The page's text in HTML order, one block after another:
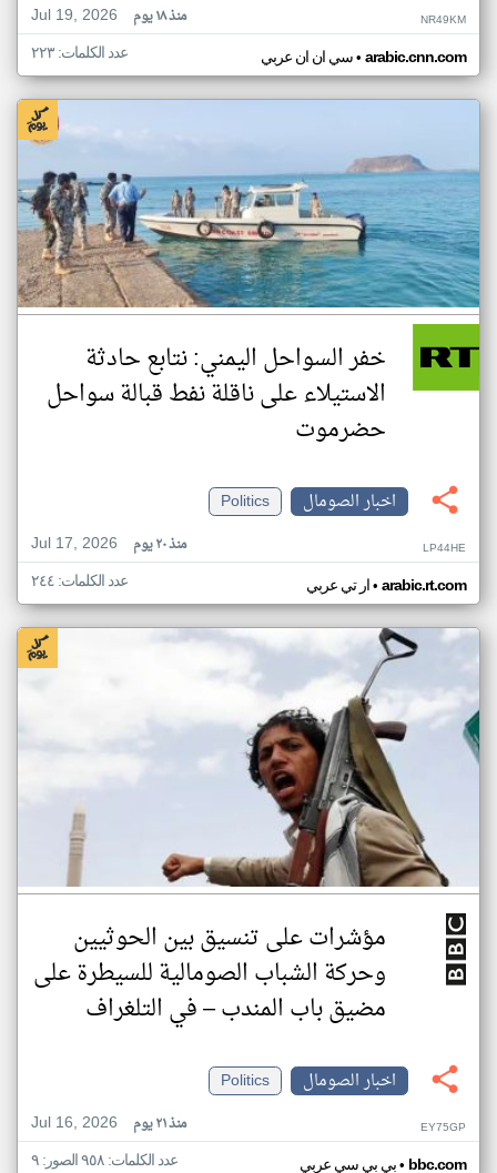
Jul 19, 2026
منذ ١٨ يوم NR49KM
سي ان ان عربي• arabic.cnn.com عدد الكلمات: ٢٢٣
خفر السواحل اليمني: نتابع حادثة
الاستيلاء على ناقلة نفط قبالة سواحل
حضرموت
اخبار الصومال
Politics
Jul 17, 2026
منذ ٢٠ يوم LP44HE
ار تي عربي• arabic.rt.com عدد الكلمات: ٢٤٤
مؤشرات على تنسيق بين الحوثيين
وحركة الشباب الصومالية للسيطرة على
مضيق باب المندب – في التلغراف
اخبار الصومال
Politics
Jul 16, 2026
منذ ٢١ يوم EY75GP
بي بي سي عربي• bbc.com عدد الكلمات: ٩٥٨ الصور: ٩